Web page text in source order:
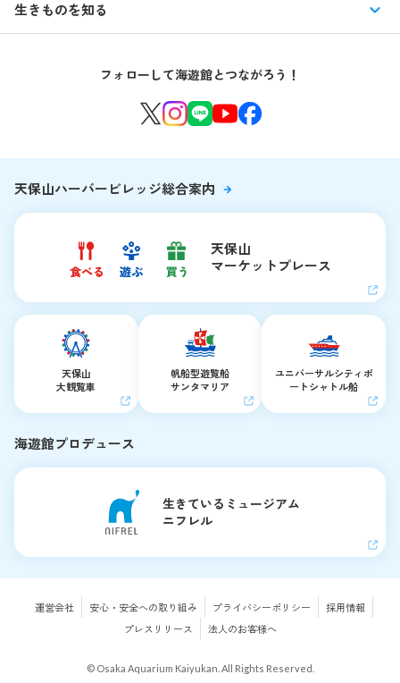
館内情報
よくある質問・お問い合わせ
はじめての海遊館
海遊館ガイドツアー
音声ガイド / 海遊館探検隊 すたんぷノート
生きものたちのお食事タイム
生きものを知る
環境保全への取り組みフォローして海遊館とつながろう！
天保山ハーバービレッジ総合案内
天保山
マーケットプレース
天保山
大観覧車
帆船型遊覧船
サンタマリア
ユニバーサルシティ ポ
ートシャトル船
海遊館プロデュース
生きているミュージアム
ニフレル
運営会社 安心・安全への取り組み プライバシーポリシー
採用情報
プレスリリース
法人のお客様へ
© Osaka Aquarium Kaiyukan. All Rights Reserved.